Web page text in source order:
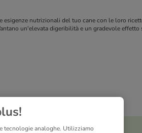
nutrizionali del tuo cane con le loro
un'elevata digeribilità e un gradevole
tecnologie analoghe. Utilizziamo